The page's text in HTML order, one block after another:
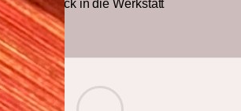
Neuer Blick in die Werkstatt